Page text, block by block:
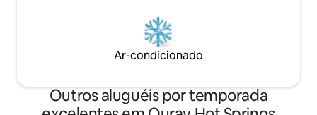
Ar-condicionado
Outros aluguéis por temporada